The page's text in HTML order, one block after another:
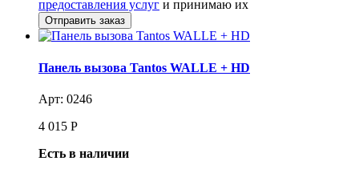
предоставления услуг и принимаю их
Панель вызова Tantos WALLE + HD
Арт: 0246
4 015 Р
Есть в наличии